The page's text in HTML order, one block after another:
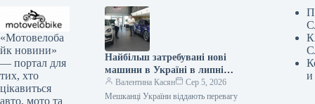
«Мотовелоба
йк новини»
— портал для
тих, хто
цікавиться
авто, мото та
Найбільш затребувані нові
машини в Україні в липні
2026 року
Валентина Касян
Сер 5, 2026
Мешканці України віддають перевагу
и